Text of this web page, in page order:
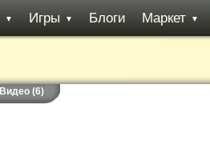
▼ Игры ▼ Блоги Маркет ▼
Видео (6)